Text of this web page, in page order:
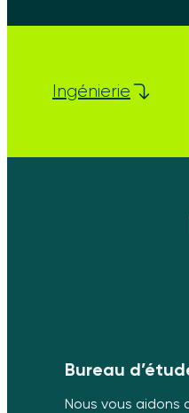
Ingénierie
Bureau
Nous vous aidons